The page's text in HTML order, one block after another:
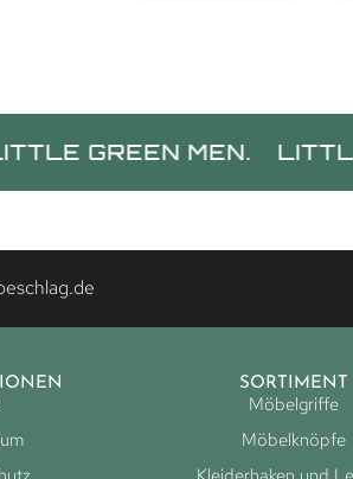
MEN. LITTLE
SORTIMENT
Möbelgriffe
Möbelknöpfe